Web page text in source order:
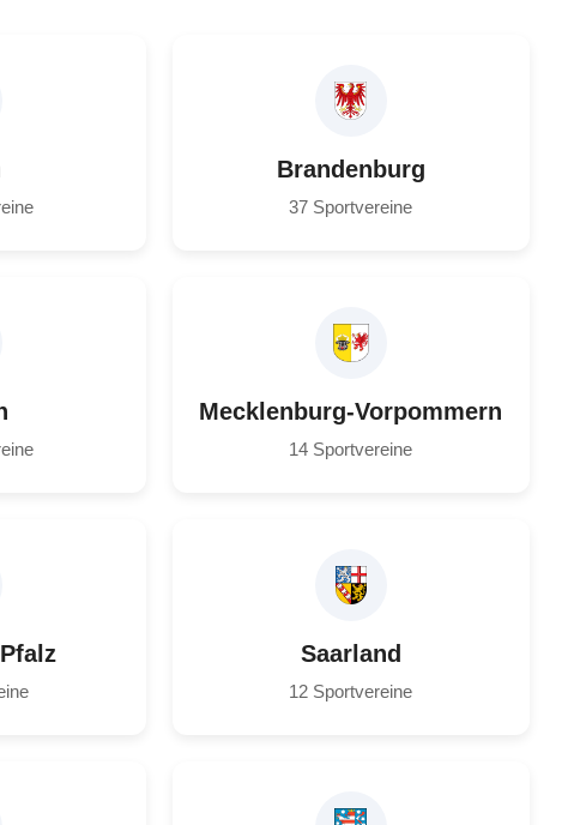
Brandenburg
37 Sportvereine
Mecklenburg-Vorpommern
14 Sportvereine
Saarland
12 Sportvereine